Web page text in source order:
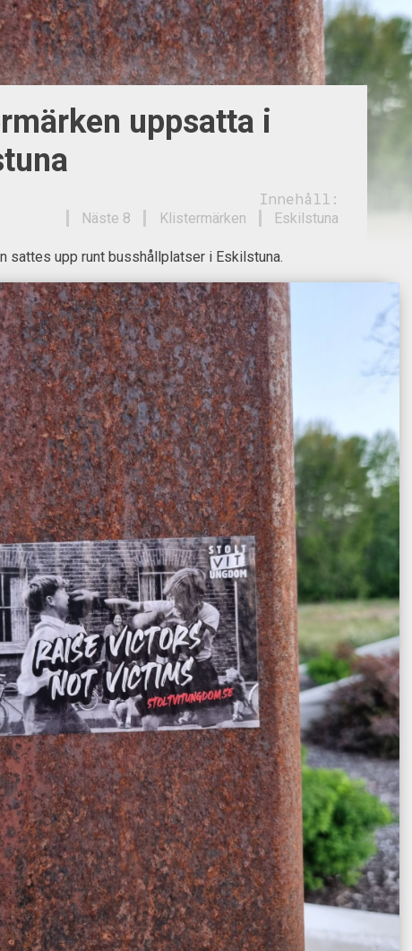
uppsatta i
Innehåll:
Eskilstuna
Klistermärken
Näste 8
sattes upp runt busshållplatser i Eskilstuna.